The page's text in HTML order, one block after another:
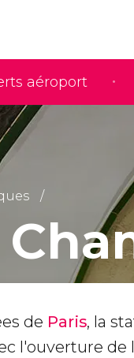
aéroport
de Paris, la
l'ouverture